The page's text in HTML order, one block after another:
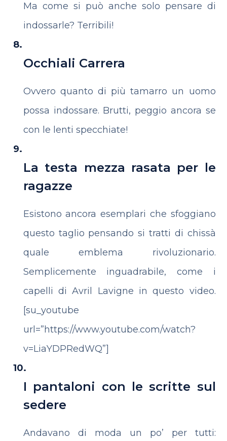
Ma come si può anche solo pensare di
indossarle? Terribili!
Occhiali Carrera
Ovvero quanto di più tamarro un uomo
possa indossare. Brutti, peggio ancora se
con le lenti specchiate!
La testa mezza rasata per le
ragazze
Esistono ancora esemplari che sfoggiano
questo taglio pensando si tratti di chissà
quale emblema rivoluzionario.
Semplicemente inguadrabile, come i
capelli di Avril Lavigne in questo video.
[su_youtube
url=”https://www.youtube.com/watch?
v=LiaYDPRedWQ”]
I pantaloni con le scritte sul
sedere
Andavano di moda un po’ per tutti: